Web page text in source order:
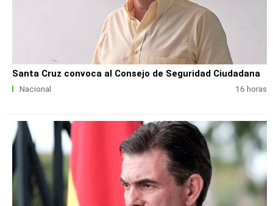
Santa Cruz convoca al Consejo de Seguridad Ciudadana
Nacional 16 horas